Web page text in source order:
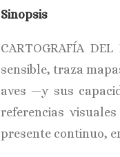
Sinopsis
CARTOGRAFÍA
sensible, traza
aves —y sus
referencias
presente continuo,